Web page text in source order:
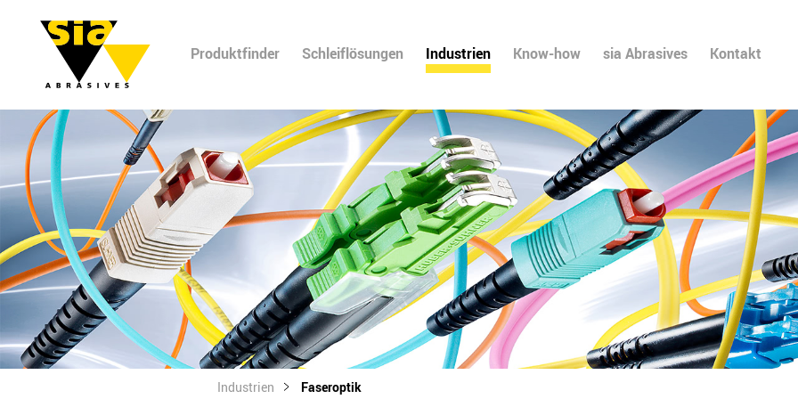
Produktfinder Schleiflösungen Industrien Know-how sia Abrasives Kontakt
Industrien Faseroptik